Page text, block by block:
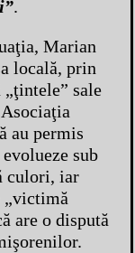
.
Marian
locală, prin
sale
au permis
sub
culori, iar
„victimă
are o dispută